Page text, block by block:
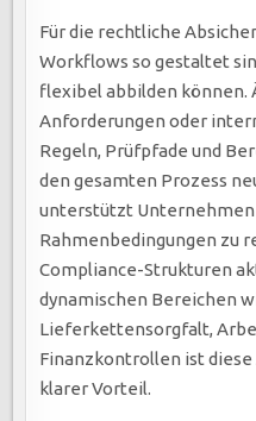
Für die rechtliche
Workflows so gestaltet
flexibel abbilden können.
Anforderungen oder
Regeln, Prüfpfade und
den gesamten Prozess
unterstützt Unternehmen
Rahmenbedingungen zu
Compliance-Strukturen
dynamischen Bereichen
Lieferkettensorgfalt,
Finanzkontrollen ist
klarer Vorteil.